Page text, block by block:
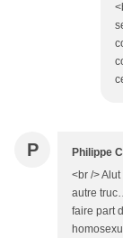
P Philippe
<br />
autre
faire part